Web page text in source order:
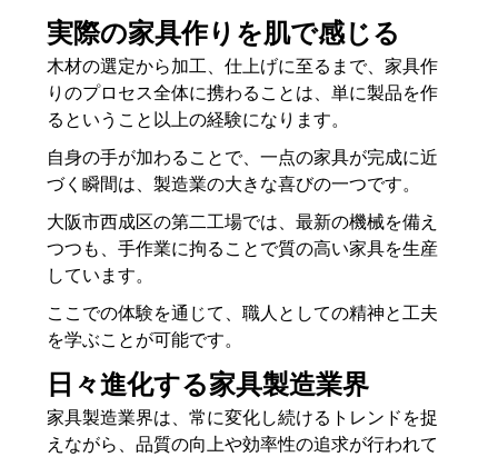
実際の家具作りを肌で感じる
木材の選定から加工、仕上げに至るまで、家具作
りのプロセス全体に携わることは、単に製品を作
るということ以上の経験になります。
自身の手が加わることで、一点の家具が完成に近
づく瞬間は、製造業の大きな喜びの一つです。
大阪市西成区の第二工場では、最新の機械を備え
つつも、手作業に拘ることで質の高い家具を生産
しています。
ここでの体験を通じて、職人としての精神と工夫
を学ぶことが可能です。
日々進化する家具製造業界
家具製造業界は、常に変化し続けるトレンドを捉
えながら、品質の向上や効率性の追求が行われて